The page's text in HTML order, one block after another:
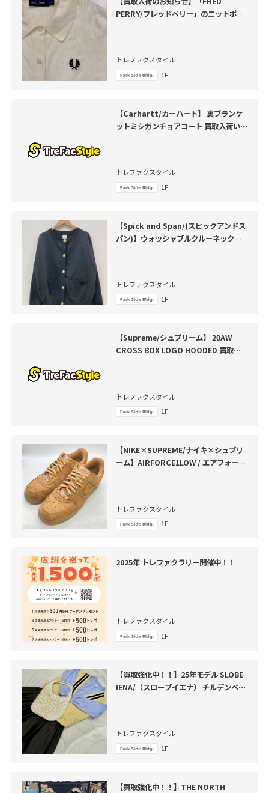
PERRY/フレッドペリー」のニットポロ
トレファクスタイル
1F
【Carhartt/カーハート】 裏ブランケ
ットミシガンチョアコート 買取入荷いた
トレファクスタイル
1F
【Spick and Span/(スピックアンドス
パン)】ウォッシャブルクルーネックカ
トレファクスタイル
1F
【Supreme/シュプリーム】 20AW
CROSS BOX LOGO HOODED 買取入
トレファクスタイル
1F
【NIKE×SUPREME/ナイキ×シュプリ
ーム】AIRFORCE1LOW / エアフォース
トレファクスタイル
1F
2025年 トレファクラリー開催中！！
トレファクスタイル
1F
【買取強化中！！】25年モデル SLOBE
IENA/（スローブイエナ） チルデンベス
トレファクスタイル
1F
【買取強化中！！】THE NORTH